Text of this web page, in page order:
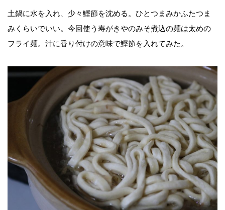
土鍋に水を入れ、少々鰹節を沈める。ひとつまみかふたつま
みくらいでいい。今回使う寿がきやのみそ煮込の麺は太めの
フライ麺。汁に香り付けの意味で鰹節を入れてみた。